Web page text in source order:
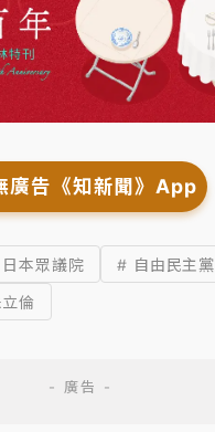
廣告《知新聞》App
本眾議院
# 自由民主黨
倫